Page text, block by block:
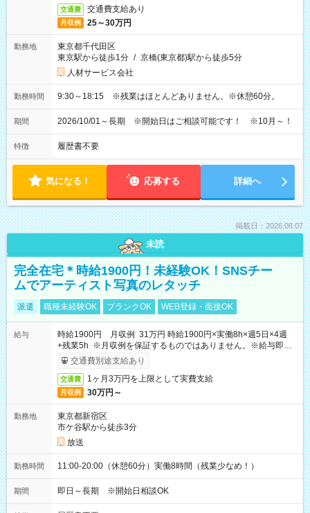
交通費 交通費支給あり
月収例 25～30万円
勤務地
東京都千代田区
東京駅から徒歩1分 / 京橋(東京都)駅から徒歩5分
人材サービス会社
勤務時間 9:30～18:15 ※残業はほとんどありません。※休憩60分。
期間 2026/10/01～長期 ※開始日はご相談可能です！ ※10月～！
特徴 履歴書不要
気になる！ 応募する 詳細へ
掲載日：2026.08.07
未読
完全在宅＊時給1900円！未経験OK！SNSチー
ムでアーティスト写真のレタッチ
派遣 職種未経験OK ブランクOK WEB登録・面接OK
給与
時給1900円 月収例 31万円 時給1900円×実働8h×週5日×4週
+残業5h ※月収例を保証するものではありません。※給与即受
取りサービス利用可（利用条件有）
交通費別途支給あり
交通費 1ヶ月3万円を上限として実費支給
月収例 30万円～
勤務地
東京都新宿区
市ケ谷駅から徒歩3分
放送
勤務時間 11:00-20:00（休憩60分）実働8時間（残業少なめ！）
期間 即日～長期 ※開始日相談OK